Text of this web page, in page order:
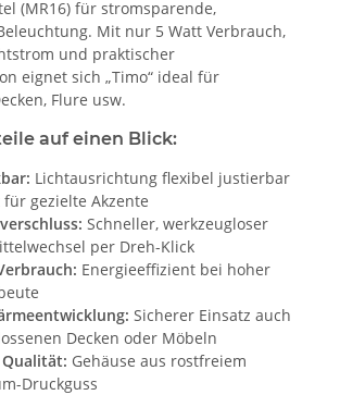
(MR16) für stromsparende,
Mit nur 5 Watt Verbrauch,
und praktischer
eignet sich „Timo“ ideal für
Flure usw.
auf einen Blick:
Lichtausrichtung flexibel justierbar
gezielte Akzente
Schneller, werkzeugloser
per Dreh-Klick
Energieeffizient bei hoher
Sicherer Einsatz auch
Decken oder Möbeln
Gehäuse aus rostfreiem
Druckguss